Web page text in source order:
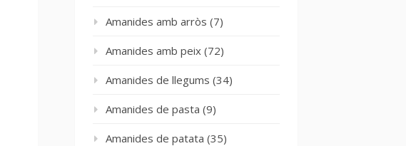
Amanides amb arròs (7)
Amanides amb peix (72)
Amanides de llegums (34)
Amanides de pasta (9)
Amanides de patata (35)